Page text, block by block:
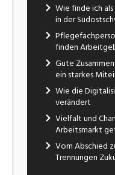
Wie finde ich
in der
finden
Gute
ein starkes
Wie die
verändert
Vielfalt und
Arbeitsmarkt
Vom Abschied
Trennungen